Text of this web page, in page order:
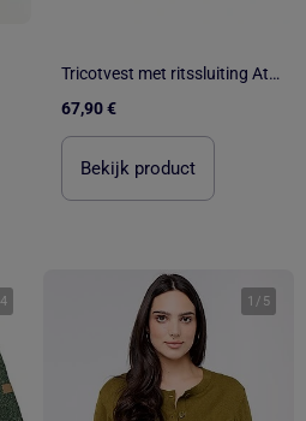
Tricotvest met ritssluiting Atlas - ATLAS FOR MEN
67,90 €
Bekijk product
4 1 / 5